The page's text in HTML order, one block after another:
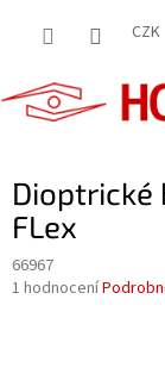
CZK
FLex
66967
Průměrné
1 hodnocení